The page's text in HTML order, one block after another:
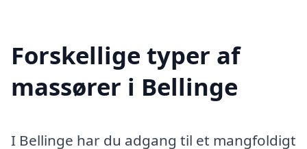
Forskellige typer af
massører i Bellinge
I Bellinge har du adgang til et mangfoldigt